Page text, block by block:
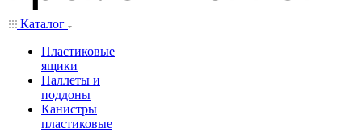
Каталог
Пластиковые
ящики
Паллеты и
поддоны
Канистры
пластиковые